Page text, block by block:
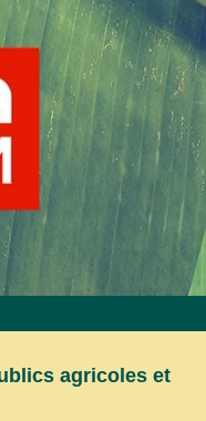
agricoles et